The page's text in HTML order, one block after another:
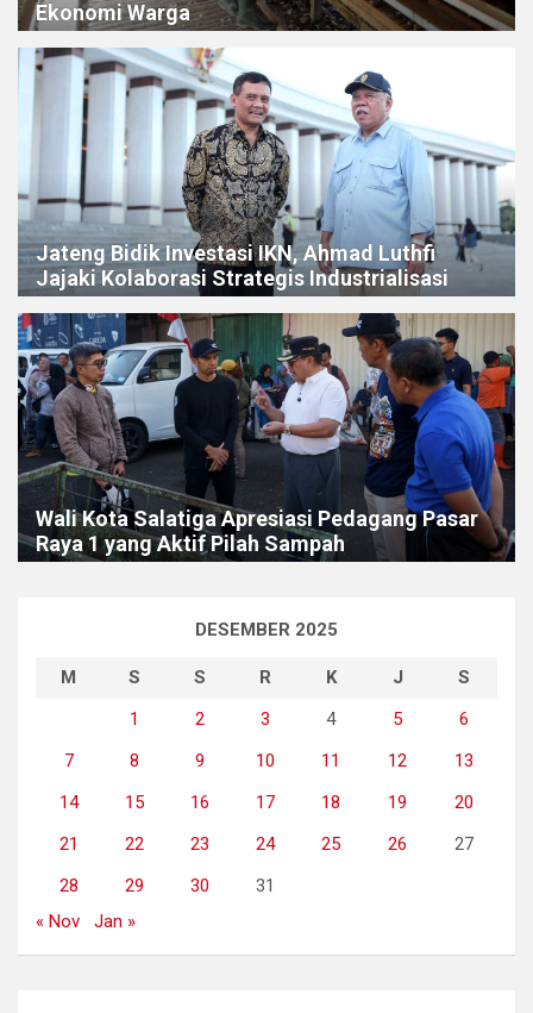
Ekonomi Warga
Jateng Bidik Investasi IKN, Ahmad Luthfi
Jajaki Kolaborasi Strategis Industrialisasi
Wali Kota Salatiga Apresiasi Pedagang Pasar
Raya 1 yang Aktif Pilah Sampah
DESEMBER 2025
M S S R K J
S
1
2 3 4 5
6
7
8 9 10 11 12
13
14
15 16 17 18 19
20
21
22 23 24 25 26
27
28
29 30
31
« Nov
Jan »